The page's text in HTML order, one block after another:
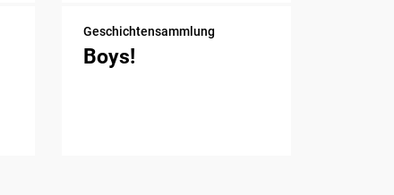
Geschichtensammlung
Boys!